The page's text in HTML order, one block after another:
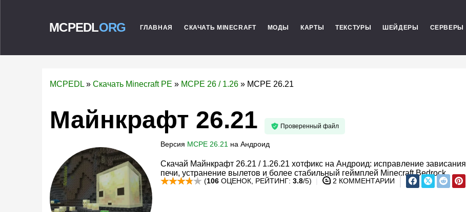
MCPEDLORG ГЛАВНАЯ СКАЧАТЬ MINECRAFT МОДЫ КАРТЫ ТЕКСТУРЫ ШЕЙДЕРЫ СЕРВЕРЫ
MCPEDL » Скачать Minecraft PE » MCPE 26 / 1.26 » MCPE 26.21
Майнкрафт 26.21 Проверенный файл
Версия MCPE 26.21 на Андроид
Скачай Майнкрафт 26.21 / 1.26.21 хотфикс на Андроид: исправление зависания
печи, устранение вылетов и более стабильный геймплей Minecraft Bedrock.
(106 ОЦЕНОК, РЕЙТИНГ: 3.8/5) 2 КОММЕНТАРИИ